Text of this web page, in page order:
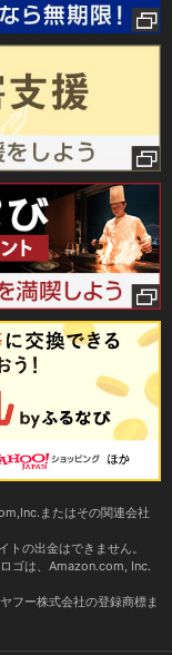
またはその関連会社
の出金はできません。
ゴは、Amazon.com, Inc.
フー株式会社の登録商標ま